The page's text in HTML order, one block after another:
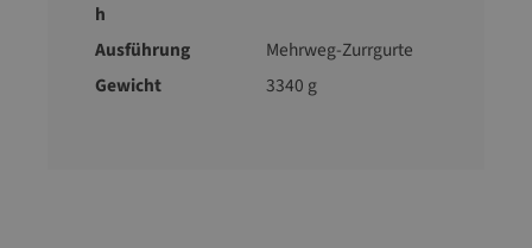
h
Ausführung
Mehrweg-Zurrgurte
Gewicht
3340 g